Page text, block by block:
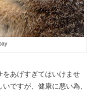
あげすぎてはいけませ
ですが、健康に悪い為、